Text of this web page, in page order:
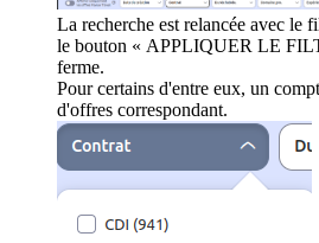
La recherche est relancée avec le
le bouton « APPLIQUER LE
ferme.
Pour certains d'entre eux, un
d'offres correspondant.